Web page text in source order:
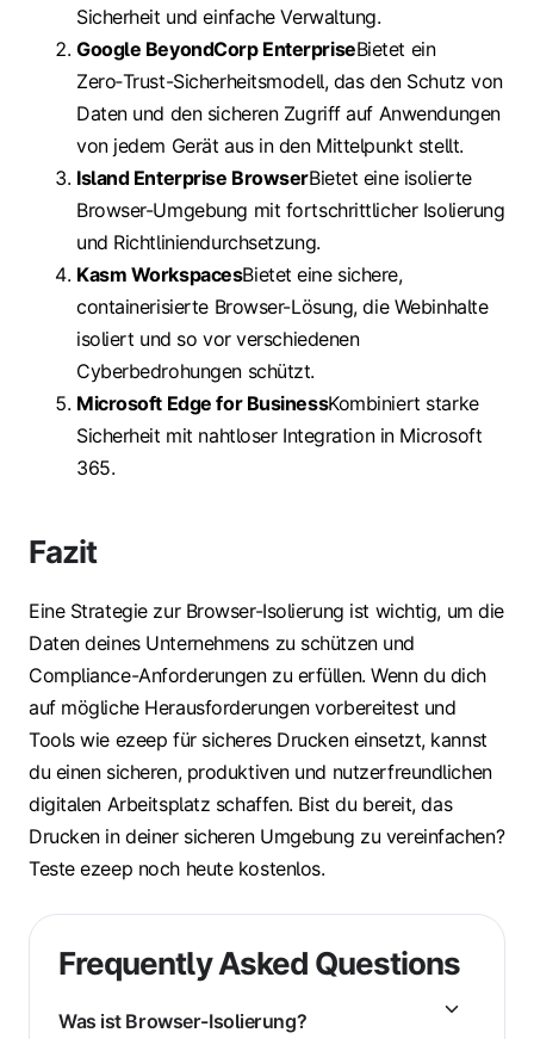
Sicherheit und einfache Verwaltung.
Google BeyondCorp EnterpriseBietet ein
Zero‑Trust-Sicherheitsmodell, das den Schutz von
Daten und den sicheren Zugriff auf Anwendungen
von jedem Gerät aus in den Mittelpunkt stellt.
Island Enterprise BrowserBietet eine isolierte
Browser-Umgebung mit fortschrittlicher Isolierung
und Richtliniendurchsetzung.
Kasm WorkspacesBietet eine sichere,
containerisierte Browser-Lösung, die Webinhalte
isoliert und so vor verschiedenen
Cyberbedrohungen schützt.
Microsoft Edge for BusinessKombiniert starke
Sicherheit mit nahtloser Integration in Microsoft
365.
Fazit
Eine Strategie zur Browser-Isolierung ist wichtig, um die
Daten deines Unternehmens zu schützen und
Compliance-Anforderungen zu erfüllen. Wenn du dich
auf mögliche Herausforderungen vorbereitest und
Tools wie ezeep für sicheres Drucken einsetzt, kannst
du einen sicheren, produktiven und nutzerfreundlichen
digitalen Arbeitsplatz schaffen. Bist du bereit, das
Drucken in deiner sicheren Umgebung zu vereinfachen?
Teste ezeep noch heute kostenlos.
Frequently Asked Questions
Was ist Browser-Isolierung?